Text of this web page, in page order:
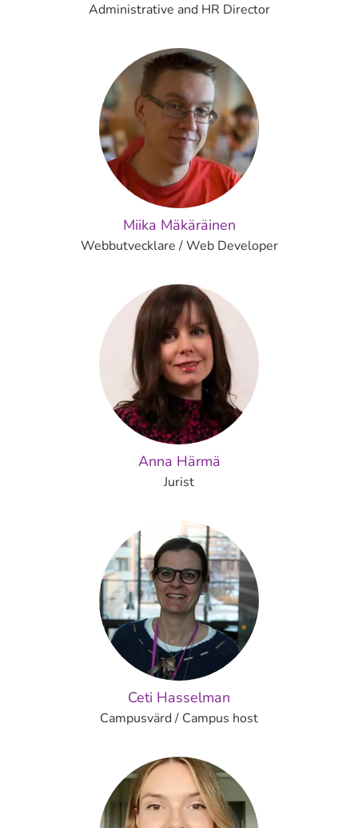
Administrative and HR Director
Miika Mäkäräinen
Webbutvecklare / Web Developer
Anna Härmä
Jurist
Ceti Hasselman
Campusvärd / Campus host